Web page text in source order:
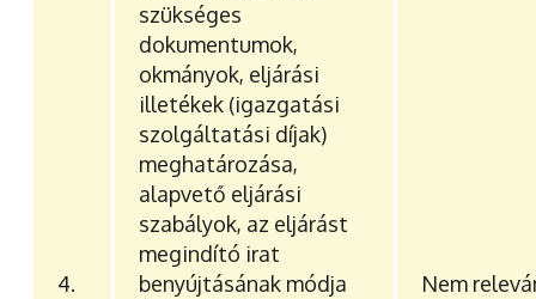
4.
szükséges
dokumentumok,
okmányok, eljárási
illetékek (igazgatási
szolgáltatási díjak)
meghatározása,
alapvető eljárási
szabályok, az eljárást
megindító irat
benyújtásának módja
Nem